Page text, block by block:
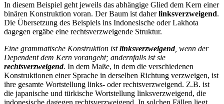
In diesem Beispiel geht jeweils das abhängige Glied dem Kern einer
binären Konstruktion voran. Der Baum ist daherlinksverzweigend.
Die Übersetzung des Beispiels ins Indonesische oder Lakhota
dagegen ergäbe eine rechtsverzweigende Struktur.
Eine grammatische Konstruktion istlinksverzweigend, wenn der
Dependent dem Kern vorangeht; andernfalls ist sie
rechtsverzweigend. In dem Maße, in dem die verschiedenen
Konstruktionen einer Sprache in derselben Richtung verzweigen, ist
ihre gesamte Wortstellung links- oder rechtsverzweigend. Z.B. ist
die japanische und türkische Wortstellung linksverzweigend, die
indonesische dagegen rechtsverzweigend. In solchen Fällen liegt